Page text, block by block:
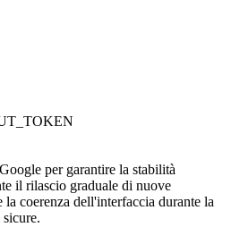
per garantire la stabilità
il rilascio graduale di nuove
la coerenza dell'interfaccia durante la